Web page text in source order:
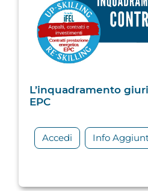
L’inquadramento
EPC
Accedi Info